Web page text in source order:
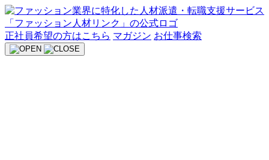
Skip
to
content
正社員希望の方はこちら マガジン お仕事検索